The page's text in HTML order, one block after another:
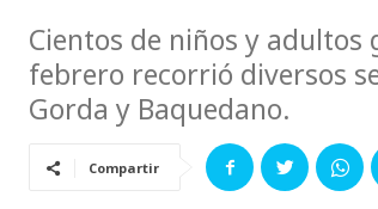
Cientos de niños y
febrero recorrió diversos
Gorda y Baquedano.
Compartir